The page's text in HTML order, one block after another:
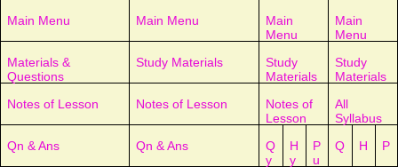
Main Menu Main Menu
Main
Menu
Main
Menu
Materials &
Questions
Study Materials
Study
Materials
Study
Materials
Notes of Lesson
Notes of Lesson
Notes of
Lesson
All
Syllabus
Qn & Ans
Qn & Ans
Q
y
H
y
P
u
Q H P